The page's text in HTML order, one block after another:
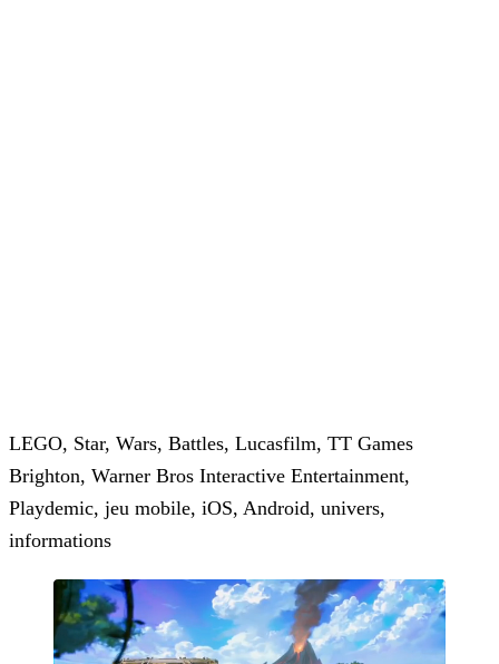
LEGO, Star, Wars, Battles, Lucasfilm, TT Games
Brighton, Warner Bros Interactive Entertainment,
Playdemic, jeu mobile, iOS, Android, univers,
informations